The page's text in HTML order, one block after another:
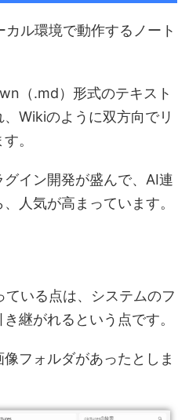
カル環境で動作するノート
（.md）形式のテキスト
Wikiのように双方向でリ
。
イン開発が盛んで、AI連
人気が高まっています。
いる点は、システムのフ
継がれるという点です。
フォルダがあったとしま